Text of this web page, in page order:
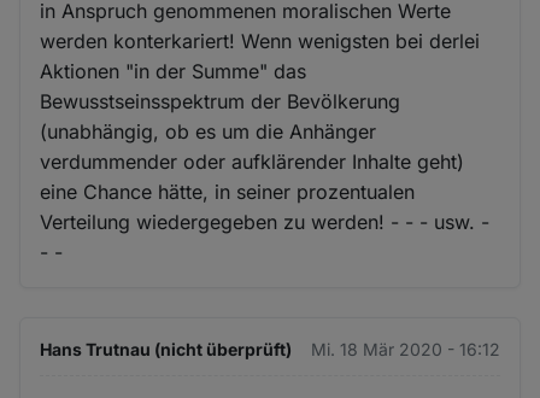
in Anspruch genommenen moralischen Werte
werden konterkariert! Wenn wenigsten bei derlei
Aktionen "in der Summe" das
Bewusstseinsspektrum der Bevölkerung
(unabhängig, ob es um die Anhänger
verdummender oder aufklärender Inhalte geht)
eine Chance hätte, in seiner prozentualen
Verteilung wiedergegeben zu werden! - - - usw. -
- -
Hans Trutnau (nicht überprüft) Mi. 18 Mär 2020 - 16:12